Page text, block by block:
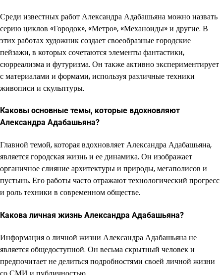
Среди известных работ Александра Адабашьяна можно назвать
серию циклов «Городок», «Метро», «Механоиды» и другие. В
этих работах художник создает своеобразные городские
пейзажи, в которых сочетаются элементы фантастики,
сюрреализма и футуризма. Он также активно экспериментирует
с материалами и формами, используя различные техники
живописи и скульптуры.
Каковы основные темы, которые вдохновляют
Александра Адабашьяна?
Главной темой, которая вдохновляет Александра Адабашьяна,
является городская жизнь и ее динамика. Он изображает
органичное слияние архитектуры и природы, мегаполисов и
пустынь. Его работы часто отражают технологический прогресс
и роль техники в современном обществе.
Какова личная жизнь Александра Адабашьяна?
Информация о личной жизни Александра Адабашьяна не
является общедоступной. Он весьма скрытный человек и
предпочитает не делиться подробностями своей личной жизни